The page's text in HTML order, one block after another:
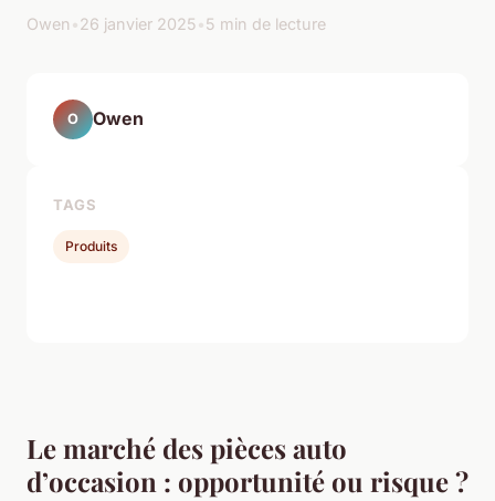
Owen •26 janvier 2025•5 min de lecture
Le marché des pièces auto
d’occasion : opportunité ou risque ?
O Owen
TAGS
Produits